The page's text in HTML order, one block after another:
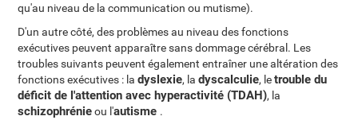
qu'au niveau de la communication ou mutisme).
D'un autre côté, des problèmes au niveau des fonctions
exécutives peuvent apparaître sans dommage cérébral. Les
troubles suivants peuvent également entraîner une altération des
fonctions exécutives : ladyslexie, ladyscalculie, letrouble du
déficit de l'attention avec hyperactivité (TDAH), la
schizophrénieou l'autisme .